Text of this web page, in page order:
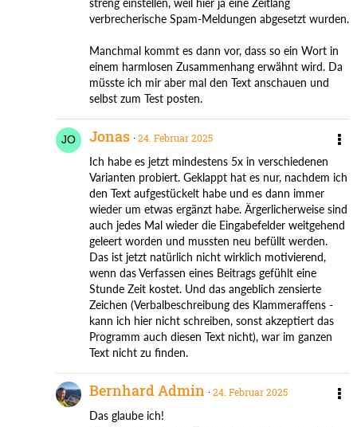
verbrecherische Spam-Meldungen abgesetzt wurden.
Manchmal kommt es dann vor, dass so ein Wort in
einem harmlosen Zusammenhang erwähnt wird. Da
müsste ich mir aber mal den Text anschauen und
selbst zum Test posten.
Jonas 24. Februar 2025
Ich habe es jetzt mindestens 5x in verschiedenen
Varianten probiert. Geklappt hat es nur, nachdem ich
den Text aufgestückelt habe und es dann immer
wieder um etwas ergänzt habe. Ärgerlicherweise sind
auch jedes Mal wieder die Eingabefelder weitgehend
geleert worden und mussten neu befüllt werden.
Das ist jetzt natürlich nicht wirklich motivierend,
wenn das Verfassen eines Beitrags gefühlt eine
Stunde Zeit kostet. Und das angeblich zensierte
Zeichen (Verbalbeschreibung des Klammeraffens -
kann ich hier nicht schreiben, sonst akzeptiert das
Programm auch diesen Text nicht), war im ganzen
Text nicht zu finden.
Bernhard Admin 24. Februar 2025
Das glaube ich!